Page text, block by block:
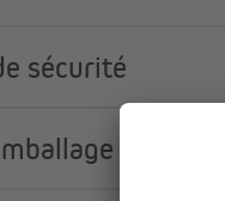
sécurité